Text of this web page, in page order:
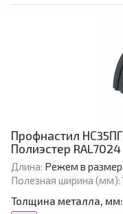
Профнастил
Полиэстер RAL7024
Длина: Режем в размер
Полезная ширина (мм):
Толщина металла, мм: